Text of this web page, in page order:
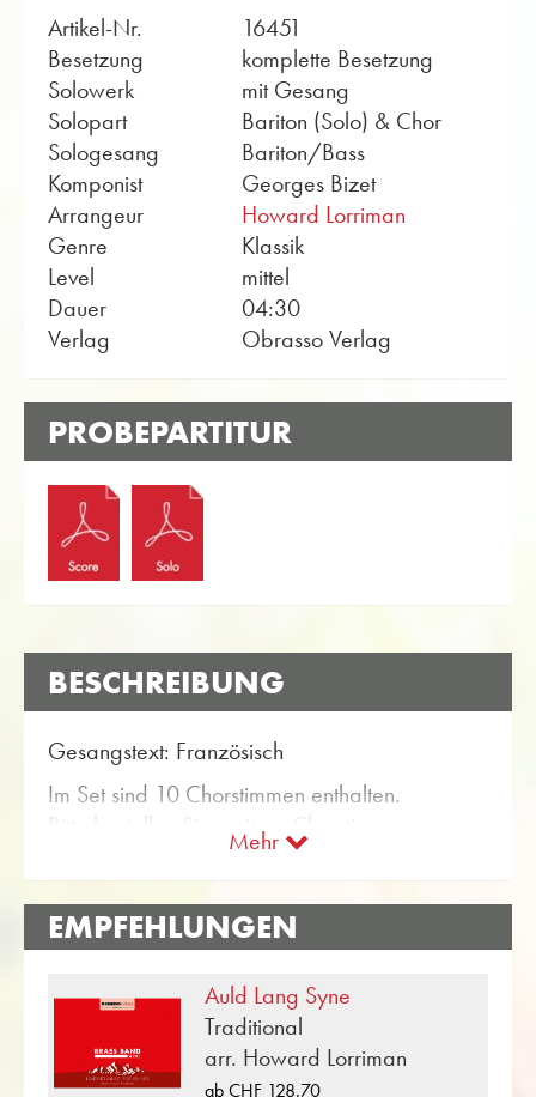
Artikel-Nr.
16451
Besetzung
komplette Besetzung
Solowerk
mit Gesang
Solopart
Bariton (Solo) & Chor
Sologesang
Bariton/Bass
Komponist
Georges Bizet
Arrangeur
Howard Lorriman
Genre
Klassik
Level
mittel
Dauer
04:30
Verlag
Obrasso Verlag
PROBEPARTITUR
BESCHREIBUNG
Gesangstext: Französisch
Im Set sind 10 Chorstimmen enthalten.
Bitte bestellen Sie weitere Chorstimmen
separat per E-Mail (info@obrasso.com)
text: french
10 Choir parts are included in the set.
Please order supplementary Choir parts by
separate e-mail order (info@obrasso.com)
«Toreador Song» ist eine Komposition von
Mehr
EMPFEHLUNGEN
Auld Lang Syne
Traditional
arr. Howard Lorriman
ab CHF 128.70